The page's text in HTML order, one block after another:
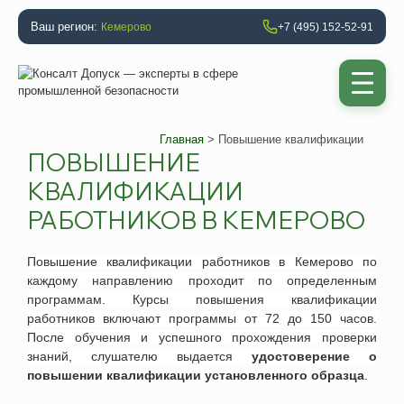
Ваш регион: Кемерово +7 (495) 152-52-91
Главная > Повышение квалификации
ПОВЫШЕНИЕ
КВАЛИФИКАЦИИ
РАБОТНИКОВ В КЕМЕРОВО
Повышение квалификации работников в Кемерово по
каждому направлению проходит по определенным
программам. Курсы повышения квалификации
работников включают программы от 72 до 150 часов.
После обучения и успешного прохождения проверки
знаний, слушателю выдается удостоверение о
повышении квалификации установленного образца